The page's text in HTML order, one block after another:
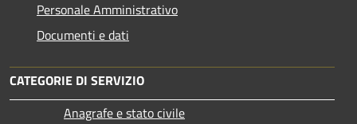
Personale Amministrativo
Documenti e dati
CATEGORIE DI SERVIZIO
Anagrafe e stato civile